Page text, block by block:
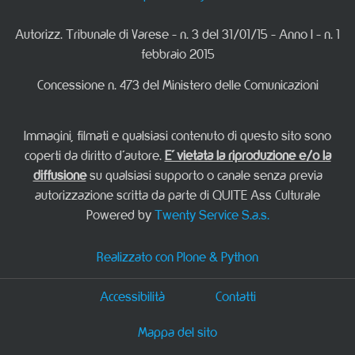
Autorizz. Tribunale di Varese - n. 3 del 31/01/15 - Anno I - n. 1
febbraio 2015
Concessione n. 473 del Ministero delle Comunicazioni
Immagini, filmati e qualsiasi contenuto di questo sito sono
coperti da diritto d'autore. E' vietata la riproduzione e/o la
diffusionesu qualsiasi supporto o canale senza previa
autorizzazione scritta da parte di QUITE Ass Culturale
Powered by Twenty Service S.a.s.
Realizzato con Plone & Python
Accessibilità Contatti
Mappa del sito